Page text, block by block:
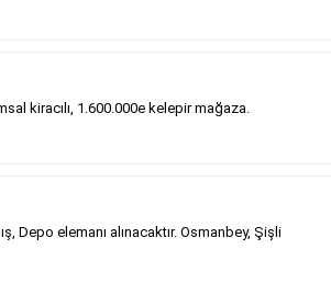
daha ekonomiktir.
Sabah
kiracılı, 1.600.000e kelepir mağaza.
Depo elemanı alınacaktır. Osmanbey, Şişli